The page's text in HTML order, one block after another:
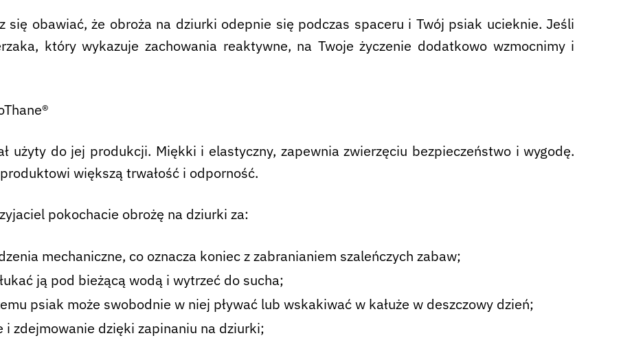
się obawiać, że obroża na dziurki odepnie się podczas spaceru i Twój psiak ucieknie. Jeśli
który wykazuje zachowania reaktywne, na Twoje życzenie dodatkowo wzmocnimy i
użyty do jej produkcji. Miękki i elastyczny, zapewnia zwierzęciu bezpieczeństwo i wygodę.
większą trwałość i odporność.
pokochacie obrożę na dziurki za:
mechaniczne, co oznacza koniec z zabranianiem szaleńczych zabaw;
ją pod bieżącą wodą i wytrzeć do sucha;
psiak może swobodnie w niej pływać lub wskakiwać w kałuże w deszczowy dzień;
i zdejmowanie dzięki zapinaniu na dziurki;